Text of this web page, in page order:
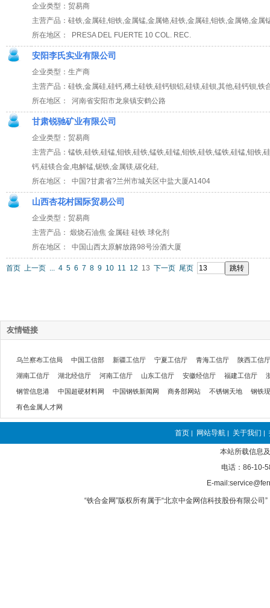
企业类型：贸易商
主营产品：硅铁,金属硅,钼铁,金属锰,金属铬,硅铁,金属硅,钼铁,金属铬,金属
所在地区： PRESA DEL FUERTE 10 COL. REC.
安阳李氏实业有限公司
企业类型：生产商
主营产品：硅铁,金属硅,硅钙,稀土硅铁,硅钙钡铝,硅镁,硅钡,其他,硅钙钡,铁
所在地区： 河南省安阳市龙泉镇安鹤公路
甘肃锐驰矿业有限公司
企业类型：贸易商
主营产品：锰铁,硅铁,硅锰,钼铁,硅铁,锰铁,硅锰,钼铁,硅铁,锰铁,硅锰,钼铁,
钙,硅镁合金,电解锰,铌铁,金属镁,碳化硅,
所在地区： 中国?甘肃省?兰州市城关区中盐大厦A1404
山西杏花村国际贸易公司
企业类型：贸易商
主营产品： 煅烧石油焦 金属硅 硅铁 球化剂
所在地区： 中国山西太原解放路98号汾酒大厦
首页 上一页 ... 4 5 6 7 8 9 10 11 12 13 下一页 尾页
友情链接
乌兰察布工信局 中国工信部 新疆工信厅 宁夏工信厅 青海工信厅 陕西工信厅
湖南工信厅 湖北经信厅 河南工信厅 山东工信厅 安徽经信厅 福建工信厅
钢管信息港 中国超硬材料网 中国钢铁新闻网 商务部网站 不锈钢天地 钢铁
有色金属人才网
首页 | 网站导航 | 关于我们 |
本站所载信息
电话：86-10-
E-
“铁合金网”版权所有属于“北京中金网信科技股份有限公司